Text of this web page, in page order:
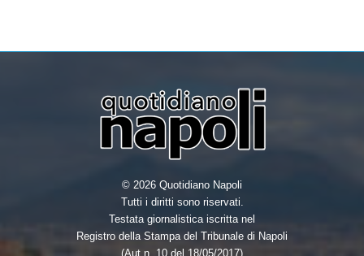
© 2026 Quotidiano Napoli
Tutti i diritti sono riservati.
Testata giornalistica iscritta nel
Registro della Stampa del Tribunale di Napoli
(Aut.n. 10 del 18/05/2017)